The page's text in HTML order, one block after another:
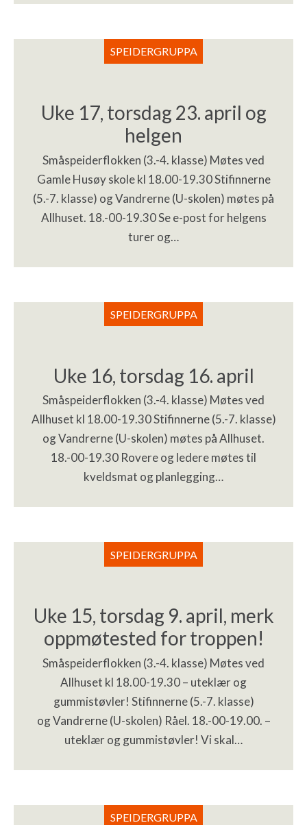
Uke 17, torsdag 23. april og
helgen
Småspeiderflokken (3.-4. klasse) Møtes ved
Gamle Husøy skole kl 18.00-19.30 Stifinnerne
(5.-7. klasse) og Vandrerne (U-skolen) møtes på
Allhuset. 18.-00-19.30 Se e-post for helgens
turer og…
SPEIDERGRUPPA
Uke 16, torsdag 16. april
Småspeiderflokken (3.-4. klasse) Møtes ved
Allhuset kl 18.00-19.30 Stifinnerne (5.-7. klasse)
og Vandrerne (U-skolen) møtes på Allhuset.
18.-00-19.30 Rovere og ledere møtes til
kveldsmat og planlegging…
SPEIDERGRUPPA
Uke 15, torsdag 9. april, merk
oppmøtested for troppen!
Småspeiderflokken (3.-4. klasse) Møtes ved
Allhuset kl 18.00-19.30 – uteklær og
gummistøvler! Stifinnerne (5.-7. klasse)
og Vandrerne (U-skolen) Råel. 18.-00-19.00. –
uteklær og gummistøvler! Vi skal…
SPEIDERGRUPPA
SPEIDERGRUPPA